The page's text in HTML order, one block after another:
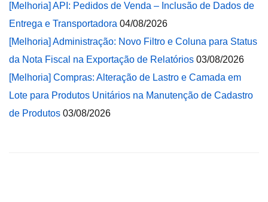
[Melhoria] API: Pedidos de Venda – Inclusão de Dados de
Entrega e Transportadora 04/08/2026
[Melhoria] Administração: Novo Filtro e Coluna para Status
da Nota Fiscal na Exportação de Relatórios 03/08/2026
[Melhoria] Compras: Alteração de Lastro e Camada em
Lote para Produtos Unitários na Manutenção de Cadastro
de Produtos 03/08/2026